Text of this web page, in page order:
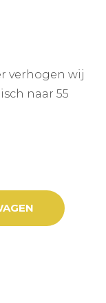
verhogen wij
naar 55